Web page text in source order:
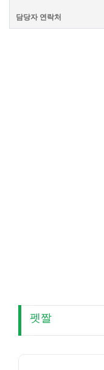
담당자 연락처
펫짤